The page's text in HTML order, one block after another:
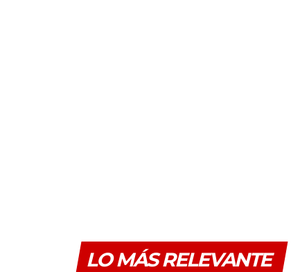
LO MÁS RELEVANTE